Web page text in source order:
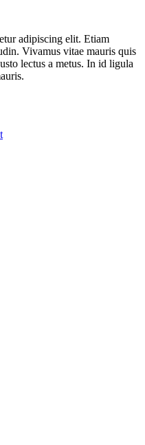
adipiscing elit. Etiam
Vivamus vitae mauris quis
lectus a metus. In id ligula